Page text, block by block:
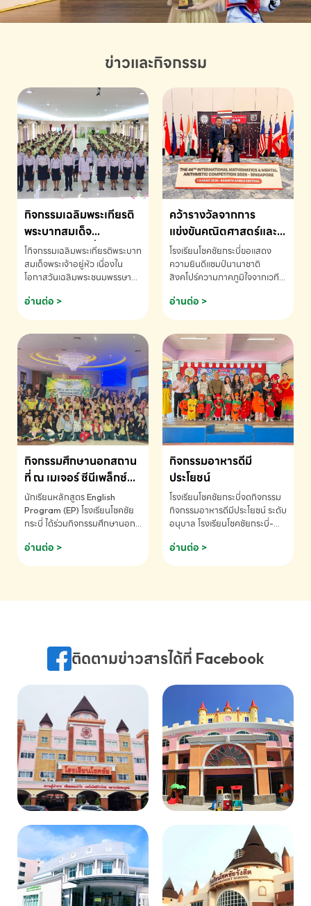
ข่าวและกิจกรรม
กิจกรรมเฉลิมพระเกียรติ
พระบาทสมเด็จ
พระเจ้าอยู่หัว เนื่องใน
โอกาสวันเฉลิม
พระชนมพรรษา
โกิจกรรมเฉลิมพระเกียรติพระบาท
สมเด็จพระเจ้าอยู่หัว เนื่องใน
โอกาสวันเฉลิมพระชนมพรรษา
ข้อมูลเพิ่มเติม โทร. 075-691910
อ่านต่อ >
คว้ารางวัลจากการ
แข่งขันคณิตศาสตร์และ
คณิตคิดเร็วนานาชาติ
ครั้งที่ 46 ประจำปี 2569
ณ ประเทศสิงคโปร์
โรงเรียนโชคชัยกระบี่ขอแสดง
ความยินดีแชมป์นานาชาติ
สิงคโปร์ความภาคภูมิใจจากเวที
ด.ช.พัทธนันท์ พรหมพันธ์ ชั้น
อนุบาล EP K3 โรงเรียนโชคชัย
แข่งขันคณิตศาสตร์และคณิตคิด
เร็วนานาชาติ ครั้งที่ 46 ประจำปี
2569 ณ ประเทศสิงคโปร์
INTERNATIONAL
MATHEMATICS AND
MENTAL ARITHMETIC
COMPETITION 2026 - ถ้วย
รางวัลรองชนะเลิศอันดับที่ 2
Mental Arithmetic
Competition K2 - ถ้วยรางวัล
รองชนะเลิศอันดับที่ 2 Mental
K2(Grop) โรงเรียนโชคชัยกระบี่-
สอบถามข้อมูลเพิ่มเติม โทร.
075-691910
อ่านต่อ >
กิจกรรมศึกษานอกสถาน
ที่ ณ เมเจอร์ ซีนีเพล็กซ์
ระดับประถมศึกษา (EP.1-
6)
นักเรียนหลักสูตร English
Program (EP) โรงเรียนโชคชัย
กระบี่ ได้ร่วมกิจกรรมศึกษานอก
ชมภาพยนตร์ Toy Story 5
(Soundtrack)เพื่อเสริมทักษะ
ภาษา ผ่านประสบการณ์การเรียนรู้
075-691910
อ่านต่อ >
กิจกรรมอาหารดีมี
ประโยชน์
โรงเรียนโชคชัยกระบี่จดกิจกรรม
กิจกรรมอาหารดีมีประโยชน์ ระดับ
อนุบาล โรงเรียนโชคชัยกระบี่-
075-691910
อ่านต่อ >
ติดตามข่าวสารได้ที่ Facebook